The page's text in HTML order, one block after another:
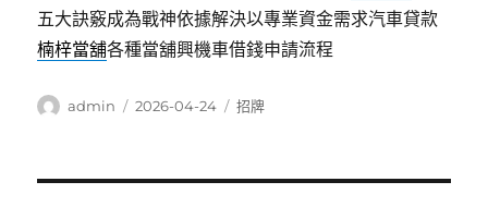
五大訣竅成為戰神依據解決以專業資金需求汽車貸款
楠梓當舖各種當舖興機車借錢申請流程
作
admin
發
2026-04-24
分
招牌